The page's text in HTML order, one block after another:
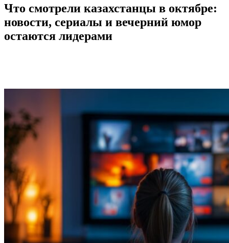
Что смотрели казахстанцы в октябре:
новости, сериалы и вечерний юмор
остаются лидерами